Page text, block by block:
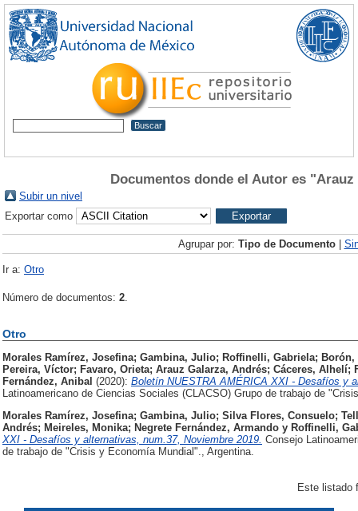
Documentos donde el Autor es "Arauz
Subir un nivel
Exportar como
Agrupar por: Tipo de Documento|
Ir a: Otro
Número de documentos: 2.
Otro
Morales Ramírez, Josefina; Gambina, Julio; Roffinelli, Gabriela;
Pereira, Víctor; Favaro, Orieta; Arauz Galarza, Andrés; Cáceres, Alhelí;
Fernández, Anibal (2020): Boletín NUESTRA AMÉRICA XXI - Desafíos y
Latinoamericano de Ciencias Sociales (CLACSO) Grupo de trabajo de
Morales Ramírez, Josefina; Gambina, Julio; Silva Flores, Consuelo;
Andrés; Meireles, Monika; Negrete Fernández, Armando y Roffinelli,
XXI - Desafíos y alternativas, num.37, Noviembre 2019. Consejo
de trabajo de "Crisis y Economía Mundial"., Argentina.
Este listado